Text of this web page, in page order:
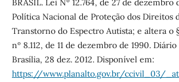
BRASIL. Lei Nº 12.764, de 27 de dezembro
Política Nacional de Proteção dos Direitos
Transtorno do Espectro Autista; e altera o
nº 8.112, de 11 de dezembro de 1990.
Brasília, 28 dez. 2012. Disponível em:
https://www.planalto.gov.br/ccivil_03/